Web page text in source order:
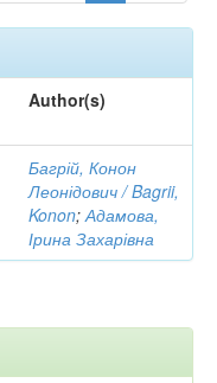
Author(s)
Багрій, Конон
Леонідович / Bagrii,
Konon;Адамова,
Ірина Захарівна